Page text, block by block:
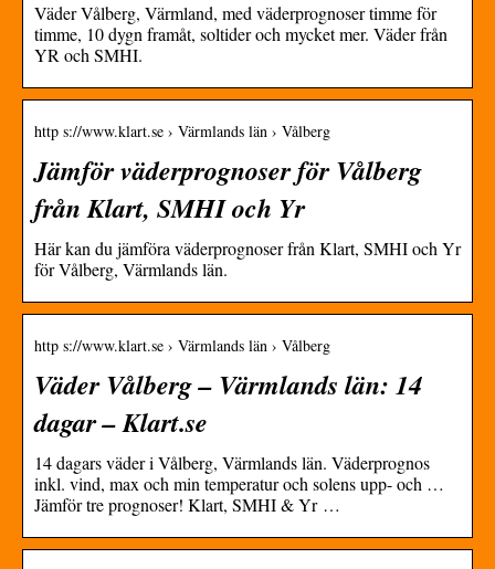
Väder Vålberg, Värmland, med väderprognoser timme för
timme, 10 dygn framåt, soltider och mycket mer. Väder från
YR och SMHI.
http s://www.klart.se › Värmlands län › Vålberg
Jämför väderprognoser för Vålberg
från Klart, SMHI och Yr
Här kan du jämföra väderprognoser från Klart, SMHI och Yr
för Vålberg, Värmlands län.
http s://www.klart.se › Värmlands län › Vålberg
Väder Vålberg – Värmlands län: 14
dagar – Klart.se
14 dagars väder i Vålberg, Värmlands län. Väderprognos
inkl. vind, max och min temperatur och solens upp- och …
Jämför tre prognoser! Klart, SMHI & Yr …